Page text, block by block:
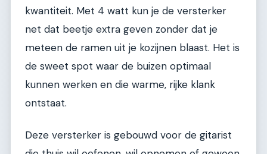
kwantiteit. Met 4 watt kun je de versterker
net dat beetje extra geven zonder dat je
meteen de ramen uit je kozijnen blaast. Het is
de sweet spot waar de buizen optimaal
kunnen werken en die warme, rijke klank
ontstaat.
Deze versterker is gebouwd voor de gitarist